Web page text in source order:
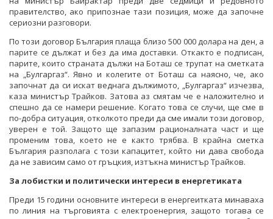
правителство, ако припознае тази позиция, може да започне
сериозни разговори.
По този договор България плаща близо 500 000 долара на ден, а
парите се дължат и без да има доставки. Откакто е подписан,
парите, които страната дължи на Боташ се трупат на сметката
на „Булгаргаз“. Явно и колегите от Боташ са наясно, че, ако
започнат да си искат веднага дължимото, „Булгаргаз“ изчезва,
каза министър Трайков. Затова аз смятам че е наложително и
спешно да се намери решение. Когато това се случи, ще сме в
по-добра ситуация, отколкото преди да сме имали този договор,
уверен е той. Защото ще запазим рационалната част и ще
променим това, което не е както трябва. В крайна сметка
България разполага с този капацитет, който ни дава свобода
да не зависим само от гръцкия, изтъкна министър Трайков.
За лобистки и политически интереси в енергетиката
Преди 15 години основните интереси в енергеитката минаваха
по линия на търговията с електроенергия, защото тогава се